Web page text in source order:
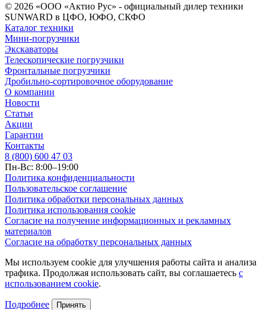
© 2026 «ООО «Актио Рус» - официальный дилер техники
SUNWARD в ЦФО, ЮФО, СКФО
Каталог техники
Мини-погрузчики
Экскаваторы
Телескопические погрузчики
Фронтальные погрузчики
Дробильно-сортировочное оборудование
О компании
Новости
Статьи
Акции
Гарантии
Контакты
8 (800) 600 47 03
Пн-Вс: 8:00–19:00
Политика конфиденциальности
Пользовательское соглашение
Политика обработки персональных данных
Политика использования cookie
Согласие на получение информационных и рекламных
материалов
Согласие на обработку персональных данных
Мы используем cookie для улучшения работы сайта и анализа
трафика. Продолжая использовать сайт, вы соглашаетесь с
использованием cookie.
Подробнее Принять